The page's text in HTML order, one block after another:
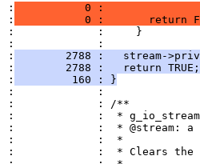
:
0 :
:
0 :       return
:             :     }
:             :
:
2788 :   stream-
:
        2788 :   return TRUE;
:
         160 : }
:             :
:             : /**
:             :  *
:             :  * @stream: a
:             :  *
:             :  * Clears the